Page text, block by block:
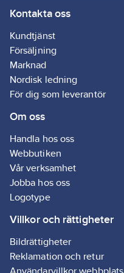
Kontakta oss
Kundtjänst
Försäljning
Marknad
Nordisk ledning
För dig som leverantör
Om oss
Handla hos oss
Webbutiken
Vår verksamhet
Jobba hos oss
Logotype
Villkor och rättigheter
Bildrättigheter
Reklamation och retur